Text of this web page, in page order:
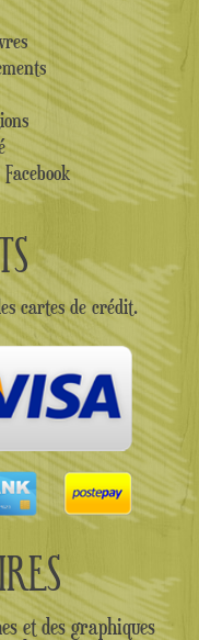
cartes de crédit.
et des graphiques